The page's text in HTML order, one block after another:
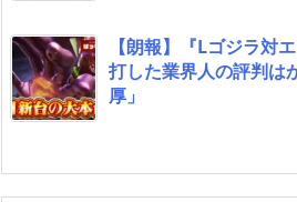
【朗報】『Lゴジラ対
打した業界人の評判は
厚」